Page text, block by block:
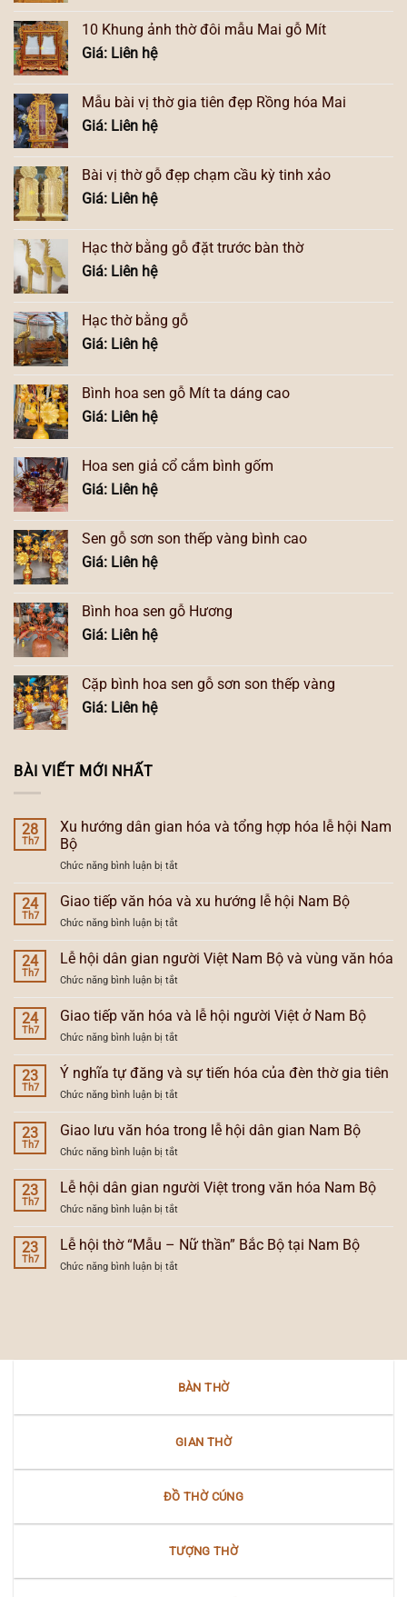
10 Khung ảnh thờ đôi mẫu Mai gỗ Mít
Giá: Liên hệ
Mẫu bài vị thờ gia tiên đẹp Rồng hóa Mai
Giá: Liên hệ
Bài vị thờ gỗ đẹp chạm cầu kỳ tinh xảo
Giá: Liên hệ
Hạc thờ bằng gỗ đặt trước bàn thờ
Giá: Liên hệ
Hạc thờ bằng gỗ
Giá: Liên hệ
Bình hoa sen gỗ Mít ta dáng cao
Giá: Liên hệ
Hoa sen giả cổ cắm bình gốm
Giá: Liên hệ
Sen gỗ sơn son thếp vàng bình cao
Giá: Liên hệ
Bình hoa sen gỗ Hương
Giá: Liên hệ
Cặp bình hoa sen gỗ sơn son thếp vàng
Giá: Liên hệ
BÀI VIẾT MỚI NHẤT
28
Th7
Xu hướng dân gian hóa và tổng hợp hóa lễ hội Nam
Bộ
Chức năng bình luận bị tắtở
Xu
hướng
gian
hóa
và
lễ
hội
Bộ
24
Th7
Giao tiếp văn hóa và xu hướng lễ hội Nam Bộ
Chức năng bình luận bị tắtở
Giao
tiếp
văn
hóa
và
xu
Nam
Bộ
24
Th7
Lễ hội dân gian người Việt Nam Bộ và vùng văn hóa
Chức năng bình luận bị tắtở
Lễ
hội
gian
người
Việt
vùng
văn
24
Th7
Giao tiếp văn hóa và lễ hội người Việt ở Nam Bộ
Chức năng bình luận bị tắtở
Giao
tiếp
hóa
và
lễ
ở
Nam
23
Th7
Ý nghĩa tự đăng và sự tiến hóa của đèn thờ gia tiên
Chức năng bình luận bị tắtở
Ý
nghĩa
đăng
và
sự
đèn
thờ
23
Th7
Giao lưu văn hóa trong lễ hội dân gian Nam Bộ
Chức năng bình luận bị tắtở
Giao
lưu
văn
hóa
trong
lễ
23
Th7
Lễ hội dân gian người Việt trong văn hóa Nam Bộ
Chức năng bình luận bị tắtở
Lễ
hội
gian
Nam
Bộ
23
Th7
Lễ hội thờ “Mẫu – Nữ thần” Bắc Bộ tại Nam Bộ
Chức năng bình luận bị tắtở
Nữ
Bắc
Nam
BÀN THỜ
GIAN THỜ
ĐỒ THỜ CÚNG
TƯỢNG THỜ